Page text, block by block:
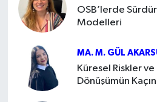
OSB’lerde
Modelleri
MA. M. GÜL
Küresel Riskler
Dönüşümün